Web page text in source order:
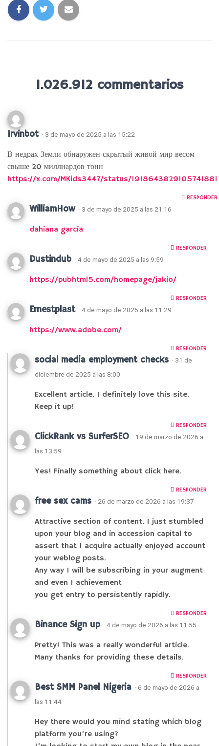
1.026.912 commentarios
Irvinbot · 3 de mayo de 2025 a las 15:22
В недрах Земли обнаружен скрытый живой мир весом
свыше 20 миллиардов тонн
https://x.com/MKids3447/status/1918643829105741881
RESPONDER
WilliamHow · 3 de mayo de 2025 a las 21:16
dahiana garcia
RESPONDER
Dustindub · 4 de mayo de 2025 a las 9:59
https://pubhtml5.com/homepage/jakio/
RESPONDER
Ernestplast · 4 de mayo de 2025 a las 11:29
https://www.adobe.com/
RESPONDER
social media employment checks · 31 de
diciembre de 2025 a las 8:00
Excellent article. I definitely love this site.
Keep it up!
RESPONDER
ClickRank vs SurferSEO · 19 de marzo de 2026 a
las 13:59
Yes! Finally something about click here.
RESPONDER
free sex cams · 26 de marzo de 2026 a las 19:37
Attractive section of content. I just stumbled
upon your blog and in accession capital to
assert that I acquire actually enjoyed account
your weblog posts.
Any way I will be subscribing in your augment
and even I achievement
you get entry to persistently rapidly.
RESPONDER
Binance Sign up · 4 de mayo de 2026 a las 11:55
Pretty! This was a really wonderful article.
Many thanks for providing these details.
RESPONDER
Best SMM Panel Nigeria · 6 de mayo de 2026 a
las 11:44
Hey there would you mind stating which blog
platform you’re using?